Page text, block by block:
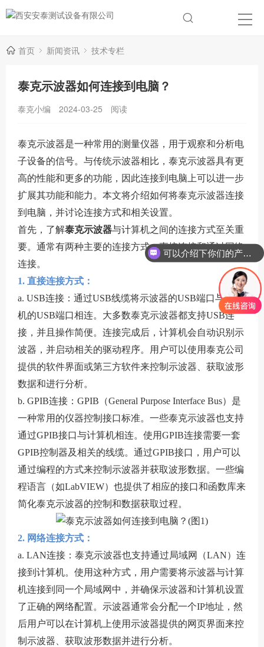
首页 新闻资讯 技术专栏
泰克示波器如何连接到电脑？
泰克小编 2024-03-25 阅读
泰克示波器是一种常用的测量仪器，用于观察和分析电
子设备的信号。与传统示波器相比，泰克示波器具有更
高的性能和更多的功能，因此连接到电脑上可以进一步
扩展其功能和能力。本文将介绍如何将泰克示波器连接
到电脑，并讨论连接方式和相关设置。
首先，了解泰克示波器与计算机之间的连接方式至关重
要。通常有两种主要的连接方式：直接连接和通过网络
连接。
1. 直接连接方式：
a. USB连接：通过USB线缆将示波器的USB端口与计算
机的USB端口相连。大多数泰克示波器都支持USB连
接，并且操作简便。连接完成后，计算机会自动识别示
波器，并启动相关的驱动程序。用户可以使用泰克公司
提供的软件界面或第三方软件来控制示波器、获取波形
数据和进行分析。
b. GPIB连接：GPIB（General Purpose Interface Bus）是
一种常用的仪器控制接口标准。一些泰克示波器也支持
通过GPIB接口与计算机相连。使用GPIB连接需要一套
GPIB控制器及相关的线缆。通过GPIB接口，用户可以
通过编程的方式来控制示波器并获取波形数据。一些编
程语言（如LabVIEW）也提供了相应的接口和函数库来
简化泰克示波器的控制和数据获取过程。
2. 网络连接方式：
a. LAN连接：泰克示波器也支持通过局域网（LAN）连
接到计算机。使用这种方式，用户需要将示波器与计算
机连接到同一个局域网中，并确保示波器和计算机设置
了正确的网络配置。示波器通常会分配一个IP地址，然
后用户可以在计算机上使用示波器提供的网页界面来控
制示波器、获取波形数据并进行分析。
可以介绍下你们的产品么？